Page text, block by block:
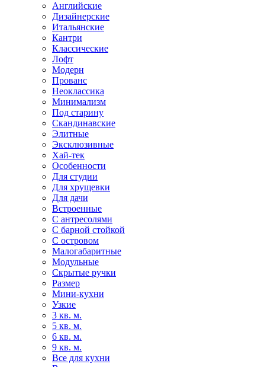
Английские
Дизайнерские
Итальянские
Кантри
Классические
Лофт
Модерн
Прованс
Неоклассика
Минимализм
Под старину
Скандинавские
Элитные
Эксклюзивные
Хай-тек
Особенности
Для студии
Для хрущевки
Для дачи
Встроенные
С антресолями
С барной стойкой
С островом
Малогабаритные
Модульные
Скрытые ручки
Размер
Мини-кухни
Узкие
3 кв. м.
5 кв. м.
6 кв. м.
9 кв. м.
Все для кухни